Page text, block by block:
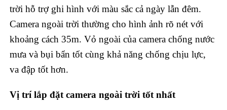
trời hỗ trợ ghi hình với màu sắc cả ngày lẫn đêm.
Camera ngoài trời thường cho hình ảnh rõ nét với
khoảng cách 35m. Vỏ ngoài của camera chống nước
mưa và bụi bẩn tốt cùng khả năng chống chịu lực,
va đập tốt hơn.
Vị trí lắp đặt camera ngoài trời tốt nhất